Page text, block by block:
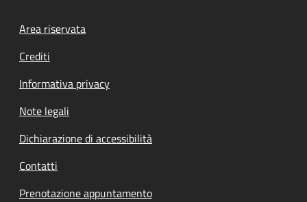
Footer menu
Area riservata
Crediti
Informativa privacy
Note legali
Dichiarazione di accessibilità
Contatti
Prenotazione appuntamento